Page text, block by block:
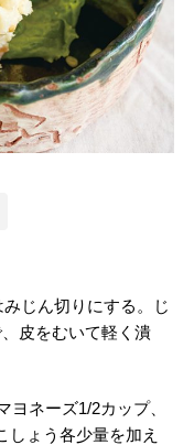
みじん切りにする。じ
皮をむいて軽く潰
ヨネーズ1/2カップ、
しょう各少量を加え